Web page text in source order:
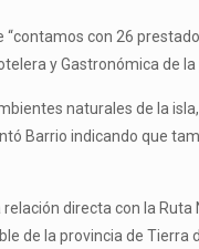
con 26
y Gastronómica de la
naturales de la
Barrio indicando que
directa con la
de la provincia de Tierra